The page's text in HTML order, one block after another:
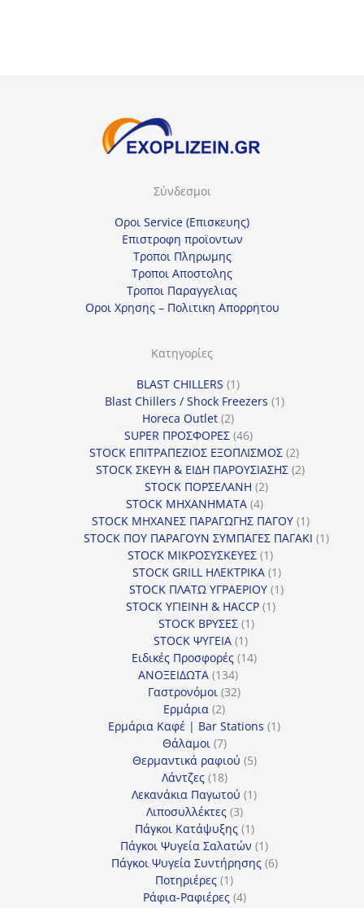
Σύνδεσμοι
Οροι Service (Επισκευης)
Επιστροφη προϊοντων
Τροποι Πληρωμης
Τροποι Αποστολης
Τροποι Παραγγελιας
Οροι Χρησης – Πολιτικη Απορρητου
Κατηγορίες
BLAST CHILLERS 11
προϊόν
Blast Chillers / Shock Freezers 11
Horeca Outlet 22
προϊόντα
SUPER ΠΡΟΣΦΟΡΕΣ 4646
προϊόντα
STOCK ΕΠΙΤΡΑΠΕΖΙΟΣ ΕΞΟΠΛΙΣΜΟΣ 22
προϊόντα
STOCK ΣΚΕΥΗ & ΕΙΔΗ ΠΑΡΟΥΣΙΑΣΗΣ 22
STOCK ΠΟΡΣΕΛΑΝΗ 22
STOCK ΜΗΧΑΝΗΜΑΤΑ 44
προϊόντα
STOCK ΜΗΧΑΝΕΣ ΠΑΡΑΓΩΓΗΣ ΠΑΓΟΥ 11
προϊόν
STOCK ΠΟΥ ΠΑΡΑΓΟΥΝ ΣΥΜΠΑΓΕΣ ΠΑΓΑΚΙ 11
STOCK ΜΙΚΡΟΣΥΣΚΕΥΕΣ 11
προϊόν
STOCK GRILL ΗΛΕΚΤΡΙΚΑ 11
προϊόν
STOCK ΠΛΑΤΩ ΥΓΡΑΕΡΙΟΥ 11
STOCK ΥΓΙΕΙΝΗ & HACCP 11
STOCK ΒΡΥΣΕΣ 11
STOCK ΨΥΓΕΙΑ 11
προϊόν
Ειδικές Προσφορές 1414
ΑΝΟΞΕΙΔΩΤΑ 134134
προϊόντα
Γαστρονόμοι 3232
Ερμάρια 22
προϊόντα
Ερμάρια Καφέ | Bar Stations 11
Θάλαμοι 77
προϊόντα
Θερμαντικά ραφιού 55
Λάντζες 1818
προϊόντα
Λεκανάκια Παγωτού 11
Λιποσυλλέκτες 33
προϊόντα
Πάγκοι Κατάψυξης 11
προϊόν
Πάγκοι Ψυγεία Σαλατών 11
προϊόν
Πάγκοι Ψυγεία Συντήρησης 66
Ποτηριέρες 11
προϊόν
Ράφια-Ραφιέρες 44